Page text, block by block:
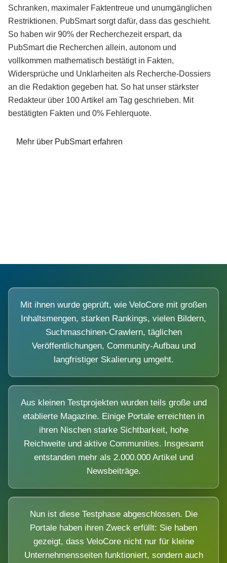
Schranken, maximaler Faktentreue und unumgänglichen
Restriktionen. PubSmart sorgt dafür, dass das geschieht.
So haben wir 90% der Recherchezeit erspart, da
PubSmart die Recherchen allein, autonom und
vollkommen mathematisch bestätigt in Fakten,
Widersprüche und Unklarheiten als Recherche-Dossiers
an die Redaktion gegeben hat. So hat unser stärkster
Redakteur über 100 Artikel am Tag geschrieben. Mit
bestätigten Fakten und 0% Fehlerquote.
Mehr über PubSmart erfahren
Mit ihnen wurde geprüft, wie VeloCore mit großen
Inhaltsmengen, starken Rankings, vielen Bildern,
Suchmaschinen-Crawlern, täglichen
Veröffentlichungen, Community-Aufbau und
langfristiger Skalierung umgeht.
Aus kleinen Testprojekten wurden teils große und
etablierte Magazine. Einige Portale erreichten in
ihren Nischen starke Sichtbarkeit, hohe
Reichweite und aktive Communities. Insgesamt
entstanden mehr als 2.000.000 Artikel und
Newsbeiträge.
Nun ist diese Testphase abgeschlossen. Die
Portale haben ihren Zweck erfüllt: Sie haben
gezeigt, dass VeloCore nicht nur für kleine
Unternehmensseiten funktioniert, sondern auch